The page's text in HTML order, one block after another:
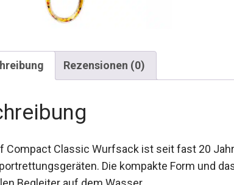
Rezensionen (0)
Compact Classic Wurfsack ist seit fast 20
Die kompakte Form und
Begleiter auf dem Wasser.